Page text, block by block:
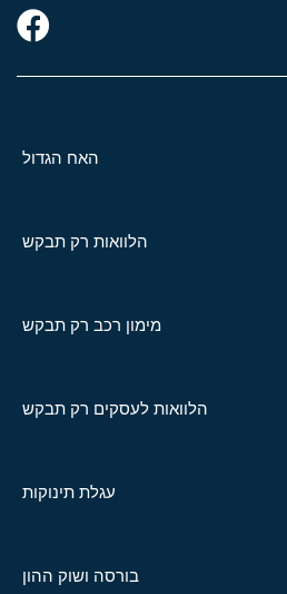
האח הגדול
הלוואות רק תבקש
מימון רכב רק תבקש
הלוואות לעסקים רק תבקש
עגלת תינוקות
בורסה ושוק ההון